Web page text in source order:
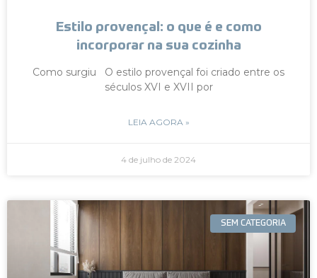
Estilo provençal: o que é e como
incorporar na sua cozinha
Como surgiu O estilo provençal foi criado entre os
séculos XVI e XVII por
LEIA AGORA »
4 de julho de 2024
SEM CATEGORIA